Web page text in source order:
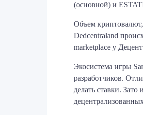
(основной) и
Объем
Dedcentraland
marketplace у
Экосистема игры
разработчиков.
делать ставки.